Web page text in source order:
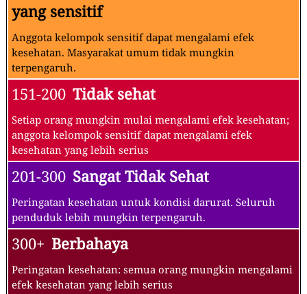
yang sensitif
Anggota kelompok sensitif dapat mengalami efek
kesehatan. Masyarakat umum tidak mungkin
terpengaruh.
151-200 Tidak sehat
Setiap orang mungkin mulai mengalami efek kesehatan;
anggota kelompok sensitif dapat mengalami efek
kesehatan yang lebih serius
201-300 Sangat Tidak Sehat
Peringatan kesehatan untuk kondisi darurat. Seluruh
penduduk lebih mungkin terpengaruh.
300+ Berbahaya
Peringatan kesehatan: semua orang mungkin mengalami
efek kesehatan yang lebih serius